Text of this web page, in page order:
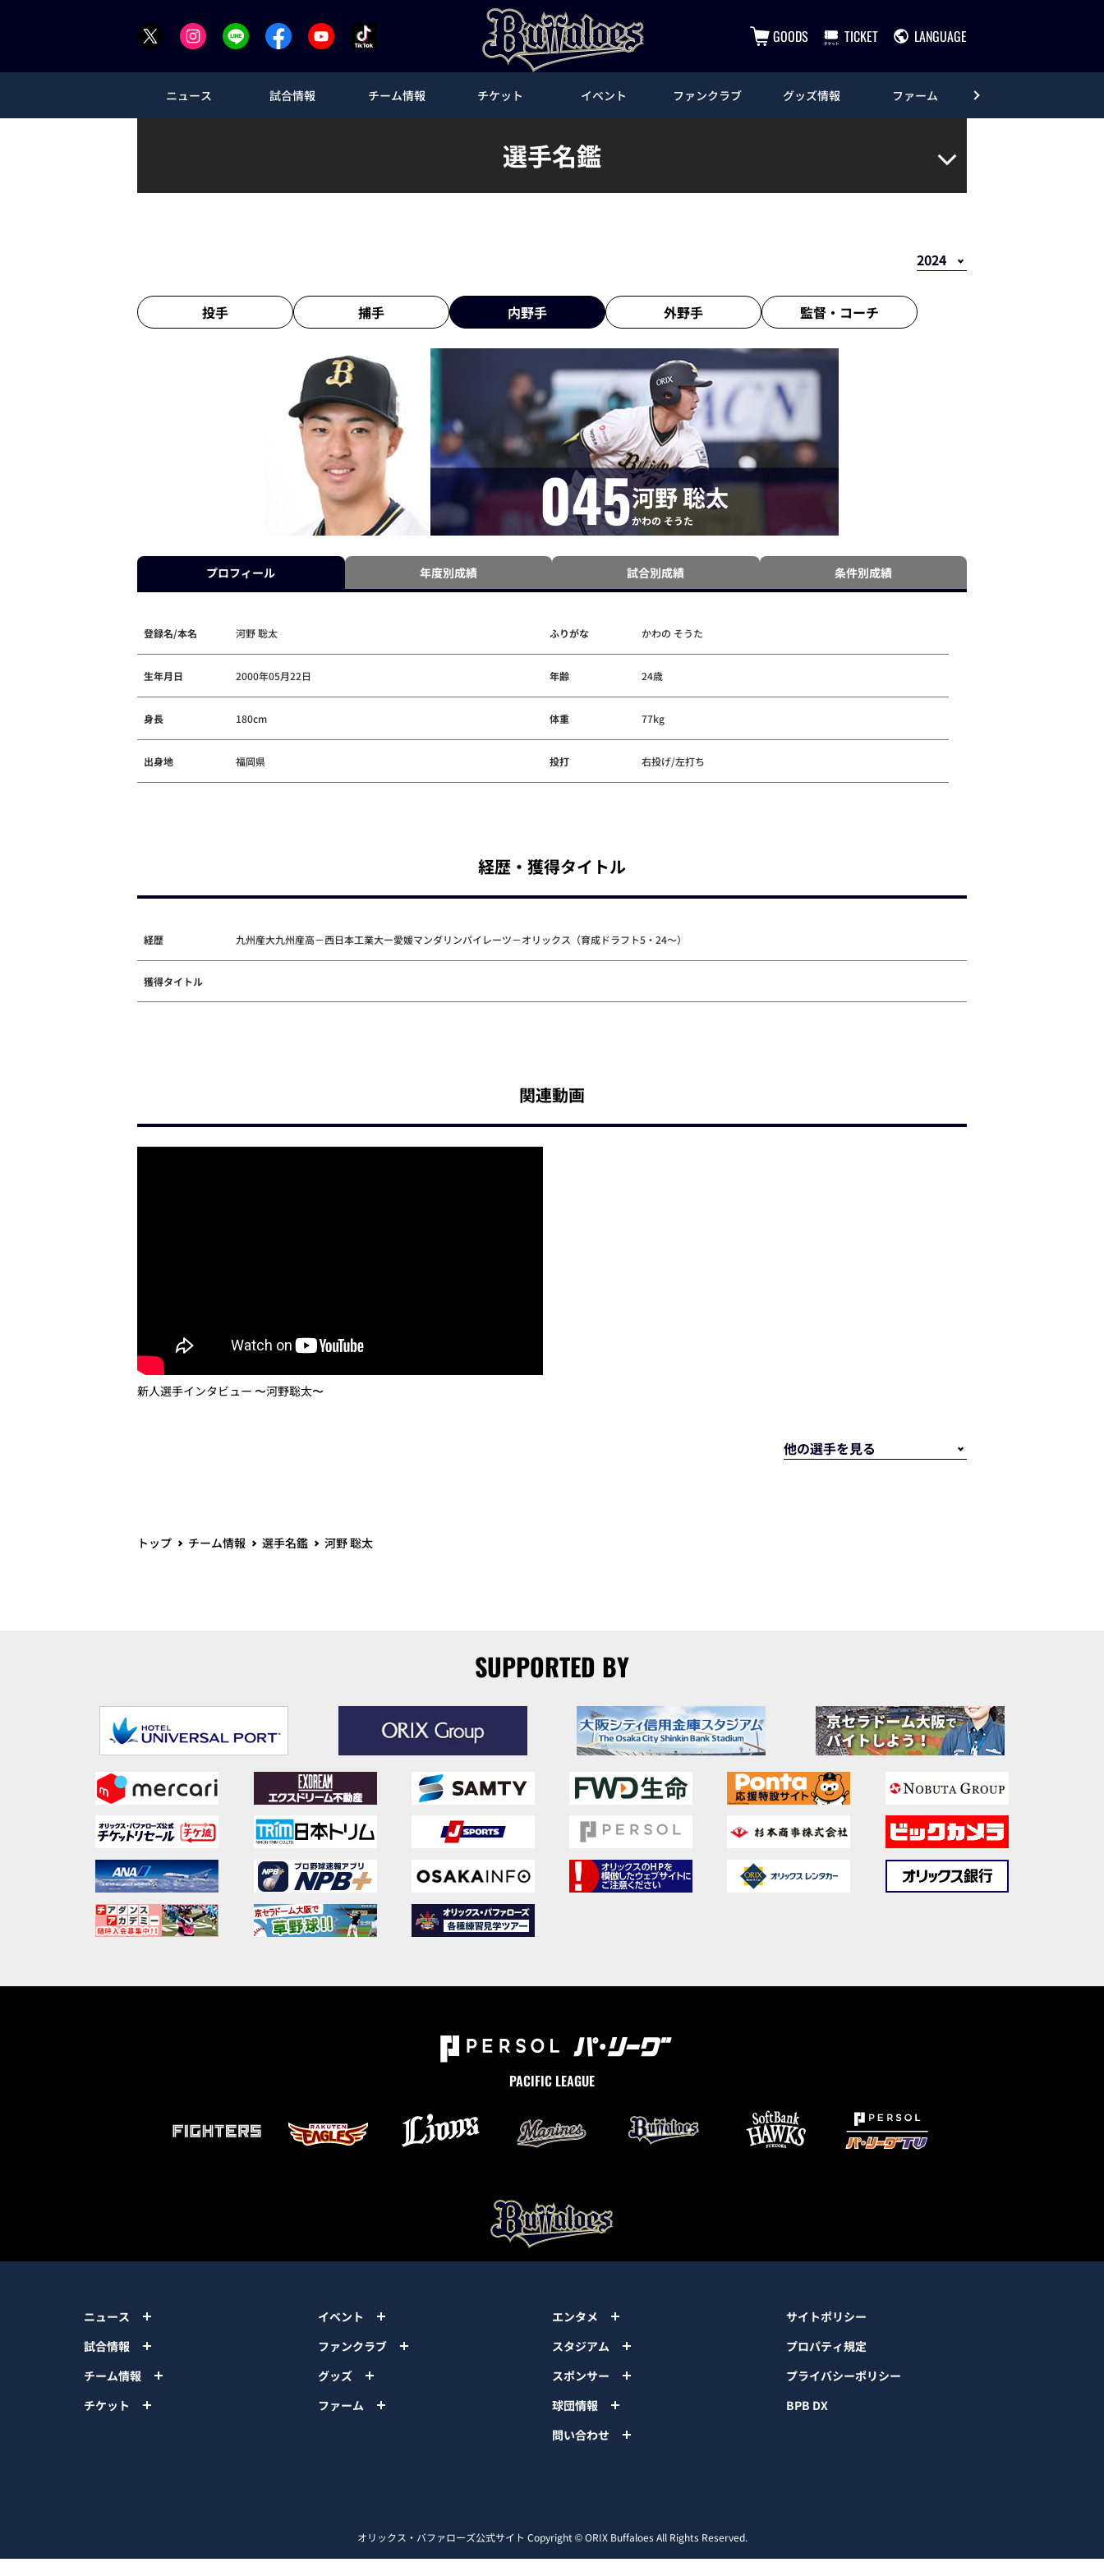
GOODS TICKET LANGUAGE
ニュース 試合情報 チーム情報 チケット イベント ファンクラブ グッズ情報 ファーム
選手名鑑
投手 捕手 内野手 外野手 監督・ コーチ
045河野 聡太
かわの そうた
プロフィール 年度別成績 試合別成績 条件別成績
登録名/本名 河野 聡太 ふりがな かわの そうた
生年月日 2000年05月22日 年齢 24歳
身長 180cm 体重 77kg
出身地 福岡県 投打 右投げ/左打ち
経歴・獲得タイトル
経歴 九州産大九州産高－西日本工業大ー愛媛マンダリンパイレーツ－オリックス（育成ドラフト5・24～）
獲得タイトル
関連動画
新人選手インタビュー 〜河野聡太〜
トップ チーム情報 選手名鑑 河野 聡太
SUPPORTED BY
PACIFIC LEAGUE
ニュース
試合情報
チーム情報
チケット
イベント
ファンクラブ
グッズ
ファーム
エンタメ
スタジアム
スポンサー
球団情報
問い合わせ
サイトポリシー
プロパティ規定
プライバシーポリシー
BPB DX
オリックス・バファローズ公式サイト Copyright © ORIX Buffaloes All Rights Reserved.